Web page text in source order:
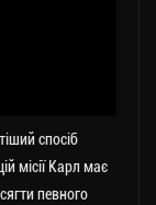
спосіб
місії Карл має
певного